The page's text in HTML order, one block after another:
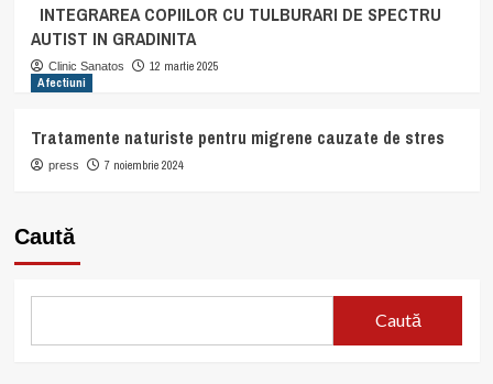
INTEGRAREA COPIILOR CU TULBURARI DE SPECTRU
AUTIST IN GRADINITA
Clinic Sanatos
12 martie 2025
Afectiuni
Tratamente naturiste pentru migrene cauzate de stres
press 7 noiembrie 2024
Caută
Caută